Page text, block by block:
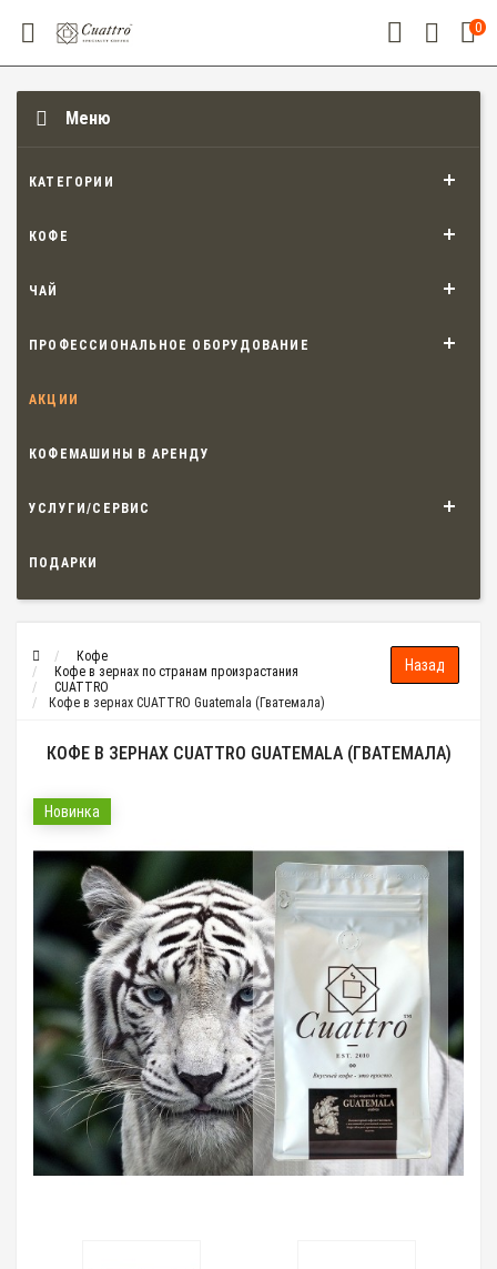
0
Меню
КАТЕГОРИИ
КОФЕ
ЧАЙ
ПРОФЕССИОНАЛЬНОЕ ОБОРУДОВАНИЕ
АКЦИИ
КОФЕМАШИНЫ В АРЕНДУ
УСЛУГИ/СЕРВИС
ПОДАРКИ
Кофе
Кофе в зернах по странам произрастания
CUATTRO
Кофе в зернах CUATTRO Guatemala (Гватемала)
КОФЕ В ЗЕРНАХ CUATTRO GUATEMALA (ГВАТЕМАЛА)
Новинка